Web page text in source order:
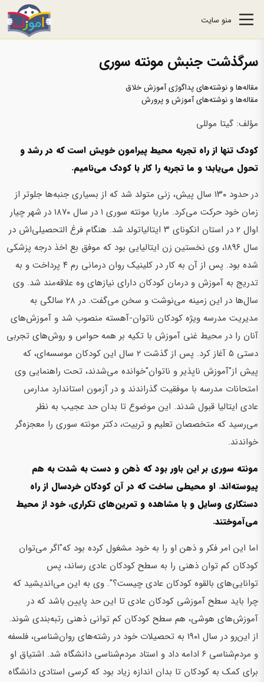
منو سایت
سرگذشت جنبش مونته سوری
مقاله‌ها و نوشته‌های پداگوژی آموزش خلاق
مقاله‌ها و نوشته‌های آموزش و پرورش
مؤلف: گیتا موللی
کودک تنها از راه تجربه محیط پیرامون خویش است که در رشد و
تحول می‌یابد؛ و ما تجربه را کار با کودک می‌نامیم.
در حدود ۱۳۰ سال پیش، زنی متولد شد که از بسیاری جنبه‌ها جلوتر از
زمان خود حرکت می‌کرد. ماریا مونته سوری ۱ در سال ۱۸۷۰ در شهر چیار
اوال ۲ در استان انکونای ۳ ایتالیاتولد شد. هنگام فرغ التحصیلی‌اش در
سال ۱۸۹۶، وی نخستین زن ایتالیایی بود که موفق بع اخذ درجه پزشکی
شده بود. پس از آن به کار در کلینیک روان درمانی رم ۴ پرداخت و به
تدریج به آموزش و درمان کودکان دارای نیازهای وه علاقه‌مند شد. وی
سال‌ها در این زمینه می‌نوشت و سخن می‌گفت. در ۲۸ سالگی به
مدیریت مدرسه ویژه کودکان ناتوان-آهسته منصوب شد و آموزش‌های
آنان را در محیط غنی آموزش با تکیه بر همه حواس و روش‌های تجربی
دستی ۵ آغاز کرد. پس از گذشت ۲ سال این کودکان موسسه‌ای، که
پیش از"آموزش ناپذیر و ناتوان"خوانده می‌شدند، تحت راهنمایی وی
امتحانات مدرسه با موفقیت گذراندند و در آزمون استاندارد مدارس
عادی ایتالیا قبول شدند. این موضوع تا بدان حد عجیب به نظر
می‌رسید که متخصصان تعلیم و تربیت، دکتر مونته سوری را معجزه‌گر
خواندند.
مونته سوری بر این باور بود که ذهن و دست به شدت به هم
پیوسته‌اند. او محیطی ساخت که در آن کودکان خردسال از راه
دستکاری وسایل و با مشاهده و تمرین‌های تکراری، خود از محیط
می‌آموختند.
اما این امر فکر و ذهن او را به خود مشغول کرده بود که"اگر می‌توان
کودکان کم توان ذهنی را به سطح کودکان عادی رساند، پس
توانایی‌های بالقوه کودکان عادی چیست؟". وی به این می‌اندیشید که
چرا باید سطح آموزشی کودکان عادی تا این حد پایین باشد که در
آموزش‌های هوشی، هم سطح کودکان کم توانی ذهنی رتبه‌بندی شوند.
از این‌رو در سال ۱۹۰۱ به تحصیلات خود در رشته‌های روان‌شناسی، فلسفه
و مردم‌شناسی ۶ ادامه داد و استاد مردم‌شناسی دانشگاه شد. اشتیاق او
برای کمک به کودکان تا بدان اندازه زیاد بود که کرسی استادی دانشگاه